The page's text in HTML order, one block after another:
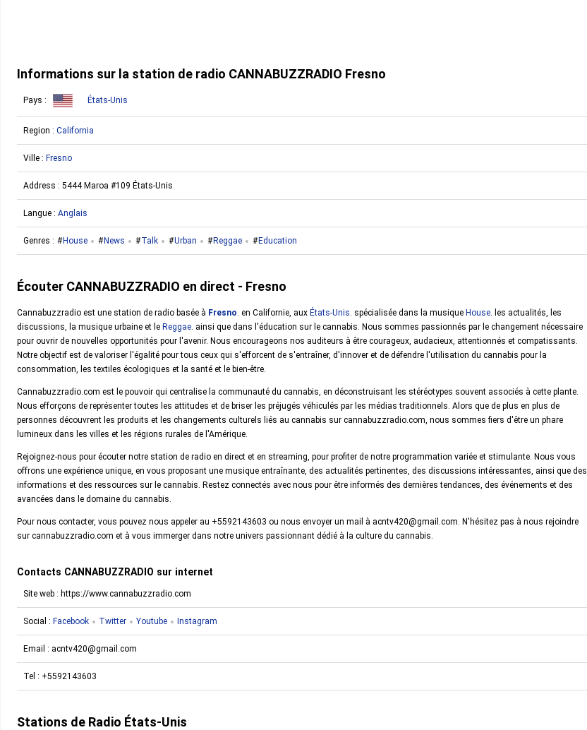
Informations sur la station de radio CANNABUZZRADIO Fresno
Pays : États-Unis
Region : California
Ville : Fresno
Address : 5444 Maroa #109 États-Unis
Langue : Anglais
Genres : House News Talk Urban Reggae Education
Écouter CANNABUZZRADIO en direct - Fresno
Cannabuzzradio est une station de radio basée à Fresno. en Californie, aux États-Unis. spécialisée dans la musique House. les actualités, les
discussions, la musique urbaine et le Reggae. ainsi que dans l'éducation sur le cannabis. Nous sommes passionnés par le changement nécessaire
pour ouvrir de nouvelles opportunités pour l'avenir. Nous encourageons nos auditeurs à être courageux, audacieux, attentionnés et compatissants.
Notre objectif est de valoriser l'égalité pour tous ceux qui s'efforcent de s'entraîner, d'innover et de défendre l'utilisation du cannabis pour la
consommation, les textiles écologiques et la santé et le bien-être.
Cannabuzzradio.com est le pouvoir qui centralise la communauté du cannabis, en déconstruisant les stéréotypes souvent associés à cette plante.
Nous efforçons de représenter toutes les attitudes et de briser les préjugés véhiculés par les médias traditionnels. Alors que de plus en plus de
personnes découvrent les produits et les changements culturels liés au cannabis sur cannabuzzradio.com, nous sommes fiers d'être un phare
lumineux dans les villes et les régions rurales de l'Amérique.
Rejoignez-nous pour écouter notre station de radio en direct et en streaming, pour profiter de notre programmation variée et stimulante. Nous vous
offrons une expérience unique, en vous proposant une musique entraînante, des actualités pertinentes, des discussions intéressantes, ainsi que des
informations et des ressources sur le cannabis. Restez connectés avec nous pour être informés des dernières tendances, des événements et des
avancées dans le domaine du cannabis.
Pour nous contacter, vous pouvez nous appeler au +5592143603 ou nous envoyer un mail à acntv420@gmail.com. N'hésitez pas à nous rejoindre
sur cannabuzzradio.com et à vous immerger dans notre univers passionnant dédié à la culture du cannabis.
Contacts CANNABUZZRADIO sur internet
Site web : https://www.cannabuzzradio.com
Social : Facebook Twitter Youtube Instagram
Email : acntv420@gmail.com
Tel : +5592143603
Stations de Radio États-Unis